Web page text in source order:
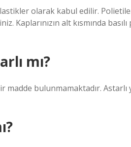
olarak kabul edilir.
Kaplarınızın alt kısmında
mı?
bulunmamaktadır. Astarlı